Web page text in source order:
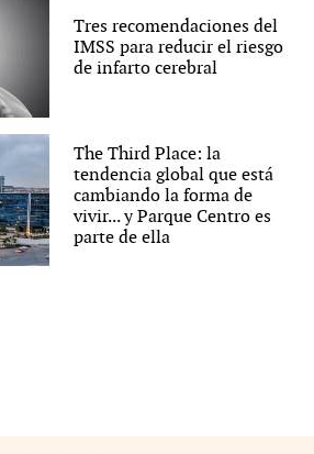
Tres recomendaciones del
IMSS para reducir el riesgo
de infarto cerebral
The Third Place: la
tendencia global que está
cambiando la forma de
vivir... y Parque Centro es
parte de ella